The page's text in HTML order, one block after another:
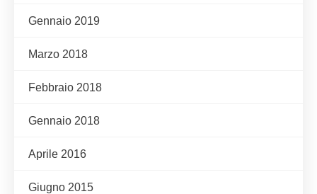
Gennaio 2019
Marzo 2018
Febbraio 2018
Gennaio 2018
Aprile 2016
Giugno 2015